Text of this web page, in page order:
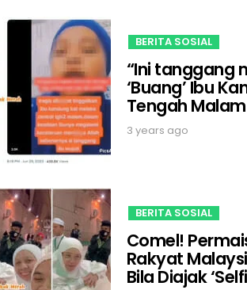
BERITA SOSIAL
“Ini tanggang
‘Buang’ Ibu
Tengah Malam
3 years ago
BERITA SOSIAL
Comel!
Rakyat
Bila Diajak